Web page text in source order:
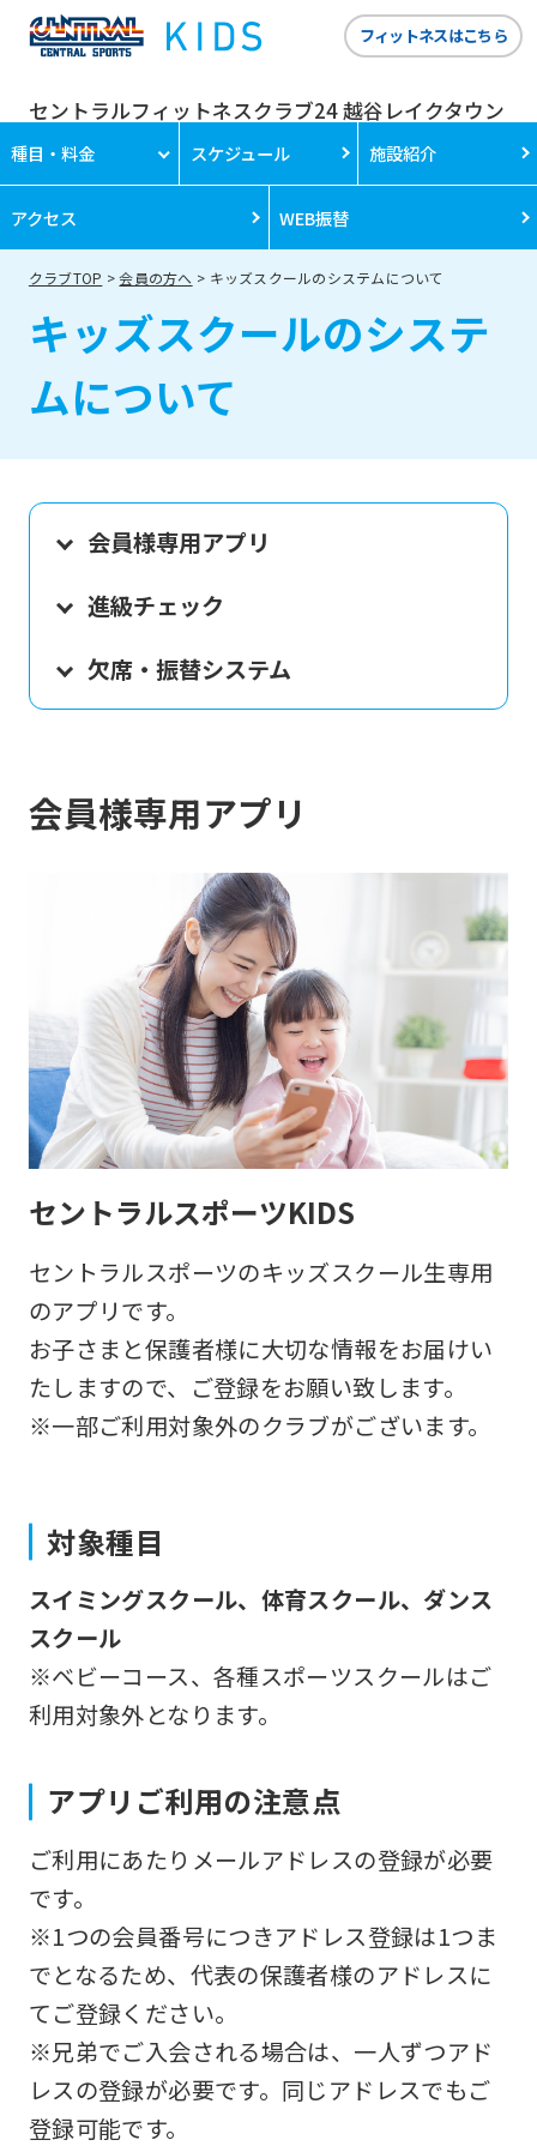
セントラルフィットネスクラブ24 越谷レイクタウン
フィットネスはこちら
種目・料金 スケジュール 施設紹介
アクセス WEB振替
クラブTOP 会員の方へ キッズスクールのシステムについて
キッズスクールのシステ
ムについて
会員様専用アプリ
進級チェック
欠席・振替システム
会員様専用アプリ
セントラルスポーツKIDS
セントラルスポーツのキッズスクール生専用
のアプリです。
お子さまと保護者様に大切な情報をお届けい
たしますので、ご登録をお願い致します。
※一部ご利用対象外のクラブがございます。
対象種目
スイミングスクール、体育スクール、ダンス
スクール
※ベビーコース、各種スポーツスクールはご
利用対象外となります。
アプリご利用の注意点
ご利用にあたりメールアドレスの登録が必要
です。
※1つの会員番号につきアドレス登録は1つま
でとなるため、代表の保護者様のアドレスに
てご登録ください。
※兄弟でご入会される場合は、一人ずつアド
レスの登録が必要です。同じアドレスでもご
登録可能です。